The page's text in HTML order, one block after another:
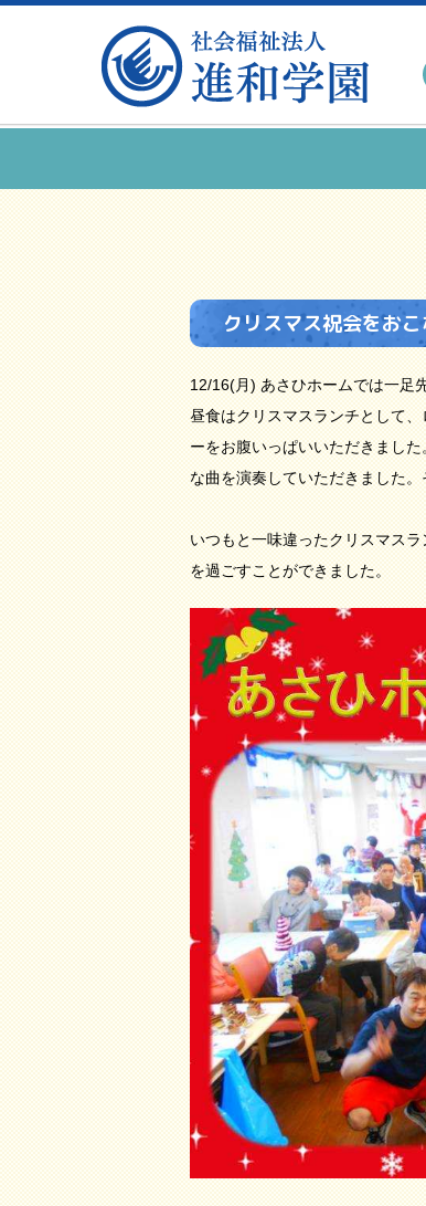
クリスマス祝会をお
12/16(月) あさひホームでは一足
昼食はクリスマスランチとして
ーをお腹いっぱいいただきまし
な曲を演奏していただきました
いつもと一味違ったクリスマス
を過ごすことができました。